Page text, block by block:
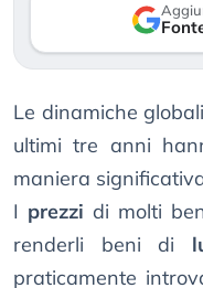
Le dinamiche
ultimi tre anni
maniera
I prezzi di molti
renderli beni di
praticamente